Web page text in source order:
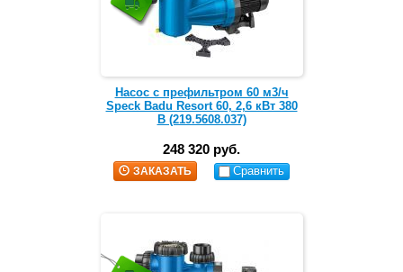
Насос с префильтром 60 м3/ч
Speck Badu Resort 60, 2,6 кВт 380
В (219.5608.037)
248 320 руб.
ЗАКАЗАТЬ Сравнить